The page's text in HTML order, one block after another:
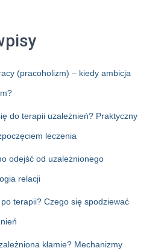
(pracoholizm) – kiedy ambicja
do terapii uzależnień? Praktyczny
leczenia
odejść od uzależnionego
relacji
terapii? Czego się spodziewać
kłamie? Mechanizmy